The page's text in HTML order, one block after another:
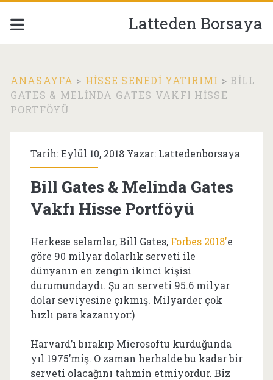
Latteden Borsaya
ANASAYFA > HISSE SENEDI YATIRIMI >BILL
GATES & MELINDA GATES VAKFI HISSE
PORTFÖYÜ
Tarih: Eylül 10, 2018 Yazar: Lattedenborsaya
Bill Gates & Melinda Gates
Vakfı Hisse Portföyü
Herkese selamlar, Bill Gates, Forbes 2018′e
göre 90 milyar dolarlık serveti ile
dünyanın en zengin ikinci kişisi
durumundaydı. Şu an serveti 95.6 milyar
dolar seviyesine çıkmış. Milyarder çok
hızlı para kazanıyor:)
Harvard’ı bırakıp Microsoftu kurduğunda
yıl 1975’miş. O zaman herhalde bu kadar bir
serveti olacağını tahmin etmiyordur. Biz